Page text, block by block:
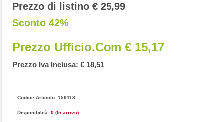
Prezzo di listino € 25,99
Sconto 42%
Prezzo Ufficio.com € 15,17
Prezzo Iva Inclusa: € 18,51
Codice Articolo: 159118
Disponibilità: 0 (In arrivo)